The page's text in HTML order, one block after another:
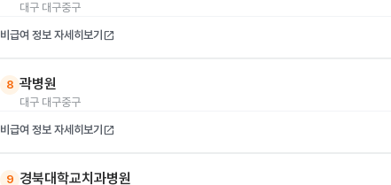
대구 대구중구
비급여 정보 자세히보기 open_in_new
8 곽병원
대구 대구중구
비급여 정보 자세히보기 open_in_new
9 경북대학교치과병원